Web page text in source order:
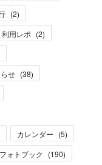
(2)
利用レポ (2)
せ (38)
カレンダー (5)
フォトブック (190)